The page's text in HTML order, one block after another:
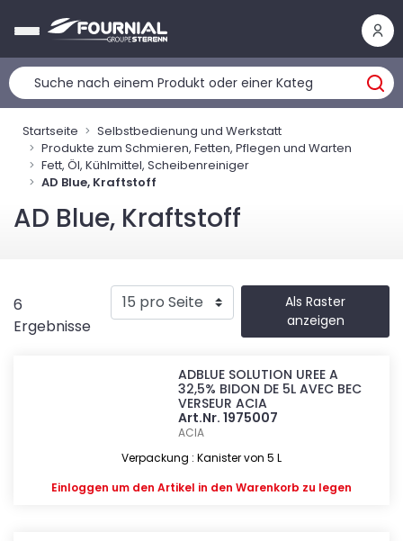
Startseite
Selbstbedienung und Werkstatt
Produkte zum Schmieren, Fetten, Pflegen und Warten
Fett, Öl, Kühlmittel, Scheibenreiniger
AD Blue, Kraftstoff
AD Blue, Kraftstoff
6
Ergebnisse
Als Raster
anzeigen
ADBLUE SOLUTION UREE A
32,5% BIDON DE 5L AVEC BEC
VERSEUR ACIA
Art.Nr. 1975007
ACIA
Verpackung : Kanister von 5 L
Einloggen um den Artikel in den Warenkorb zu legen